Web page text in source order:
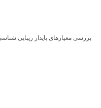
بررسی معیارهای پایدار زیبایی